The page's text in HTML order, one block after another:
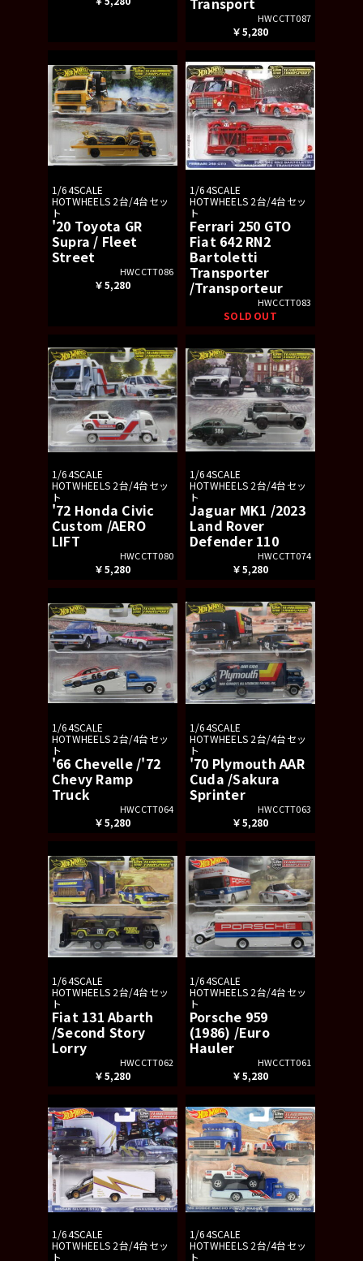
HWCCTT087
￥5,280
1/64SCALE
HOTWHEELS 2台/4台セッ
ト
'20 Toyota GR
Supra / Fleet
Street
HWCCTT086
￥5,280
1/64SCALE
HOTWHEELS 2台/4台セッ
ト
Ferrari 250 GTO
Fiat 642 RN2
Bartoletti
Transporter
/Transporteur
HWCCTT083
SOLD OUT
1/64SCALE
HOTWHEELS 2台/4台セッ
ト
'72 Honda Civic
Custom /AERO
LIFT
HWCCTT080
￥5,280
1/64SCALE
HOTWHEELS 2台/4台セッ
ト
Jaguar MK1 /2023
Land Rover
Defender 110
HWCCTT074
￥5,280
1/64SCALE
HOTWHEELS 2台/4台セッ
ト
'66 Chevelle /'72
Chevy Ramp
Truck
HWCCTT064
￥5,280
1/64SCALE
HOTWHEELS 2台/4台セッ
ト
'70 Plymouth AAR
Cuda /Sakura
Sprinter
HWCCTT063
￥5,280
1/64SCALE
HOTWHEELS 2台/4台セッ
ト
Fiat 131 Abarth
/Second Story
Lorry
HWCCTT062
￥5,280
1/64SCALE
HOTWHEELS 2台/4台セッ
ト
Porsche 959
(1986) /Euro
Hauler
HWCCTT061
￥5,280
1/64SCALE
HOTWHEELS 2台/4台セッ
ト
1/64SCALE
HOTWHEELS 2台/4台セッ
ト